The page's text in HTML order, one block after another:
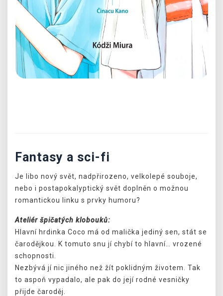
Fantasy a sci-fi
Je libo nový svět, nadpřirozeno, velkolepé souboje,
nebo i postapokalyptický svět doplněn o možnou
romantickou linku s prvky humoru?
Ateliér špičatých klobouků:
Hlavní hrdinka Coco má od malička jediný sen, stát se
čarodějkou. K tomuto snu jí chybí to hlavní… vrozené
schopnosti.
Nezbývá jí nic jiného než žít poklidným životem. Tak
to aspoň vypadalo, ale pak do její rodné vesničky
přijde čaroděj.